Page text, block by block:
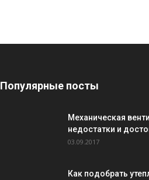
Популярные посты
Механическая
недостатки и
03.09.2017
Как подобрать